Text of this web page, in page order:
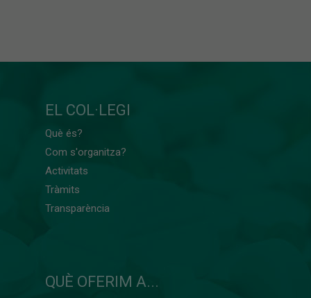
EL COL·LEGI
Què és?
Com s'organitza?
Activitats
Tràmits
Transparència
QUÈ OFERIM A...